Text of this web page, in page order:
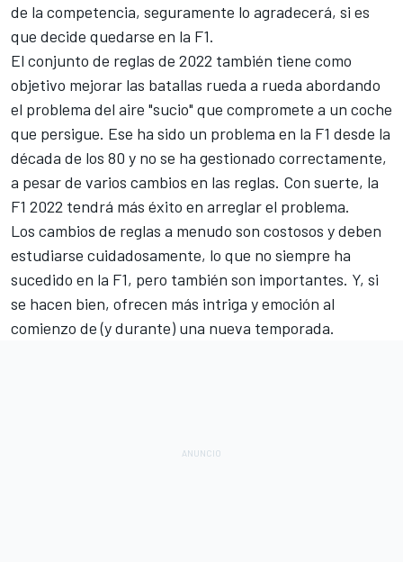
de la competencia, seguramente lo agradecerá, si es
que decide quedarse en la F1.
El conjunto de reglas de 2022 también tiene como
objetivo mejorar las batallas rueda a rueda abordando
el problema del aire "sucio" que compromete a un coche
que persigue. Ese ha sido un problema en la F1 desde la
década de los 80 y no se ha gestionado correctamente,
a pesar de varios cambios en las reglas. Con suerte, la
F1 2022 tendrá más éxito en arreglar el problema.
Los cambios de reglas a menudo son costosos y deben
estudiarse cuidadosamente, lo que no siempre ha
sucedido en la F1, pero también son importantes. Y, si
se hacen bien, ofrecen más intriga y emoción al
comienzo de (y durante) una nueva temporada.